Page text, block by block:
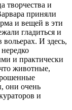
творчества и
приняли
и вещей в эти
гладиться и
вольерах. И здесь,
и практически
животные,
они очень
и